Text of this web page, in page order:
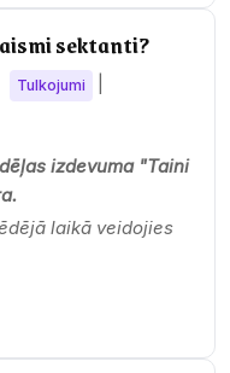
sektanti?
Tulkojumi
izdevuma "Taini
laikā veidojies